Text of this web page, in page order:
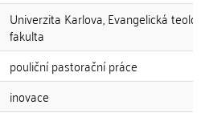
Univerzita Karlova, Evangelická
fakulta
pouliční pastorační práce
inovace